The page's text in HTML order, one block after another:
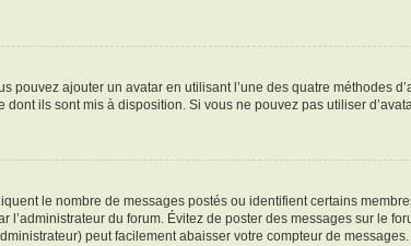
pouvez ajouter un avatar en utilisant l’une des quatre méthodes
ils sont mis à disposition. Si vous ne pouvez pas utiliser
le nombre de messages postés ou identifient certains
l’administrateur du forum. Évitez de poster des messages sur le
peut facilement abaisser votre compteur de messages.